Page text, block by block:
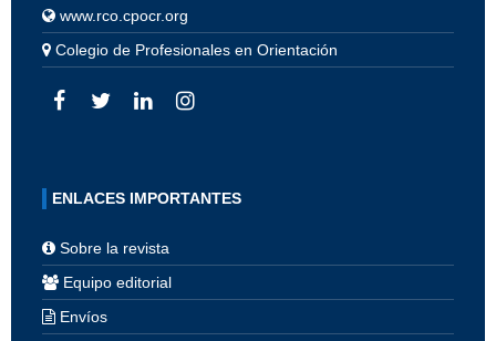
www.rco.cpocr.org
Colegio de Profesionales en Orientación
ENLACES IMPORTANTES
Sobre la revista
Equipo editorial
Envíos